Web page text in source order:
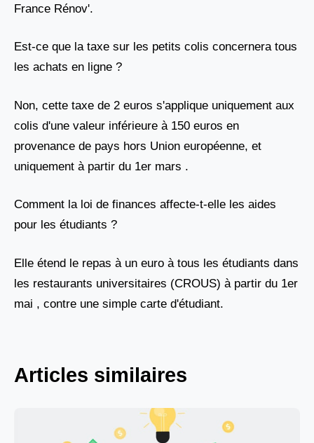
France Rénov'.
Est-ce que la taxe sur les petits colis concernera tous
les achats en ligne ?
Non, cette taxe de 2 euros s'applique uniquement aux
colis d'une valeur inférieure à 150 euros en
provenance de pays hors Union européenne, et
uniquement à partir du 1er mars .
Comment la loi de finances affecte-t-elle les aides
pour les étudiants ?
Elle étend le repas à un euro à tous les étudiants dans
les restaurants universitaires (CROUS) à partir du 1er
mai , contre une simple carte d'étudiant.
Articles similaires